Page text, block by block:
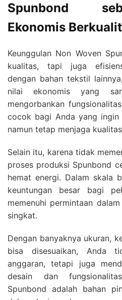
Spunbond
Ekonomis
Keunggulan Non Woven
kualitas, tapi juga
dengan bahan tekstil
nilai ekonomis yang
mengorbankan
cocok bagi Anda yang ingin
namun tetap menjaga
Selain itu, karena tidak
proses produksi Spunbond
hemat energi. Dalam skala
keuntungan besar bagi
memenuhi permintaan
singkat.
Dengan banyaknya ukuran,
bisa disesuaikan, Anda
anggaran, tetapi juga
desain dan
Spunbond adalah bahan